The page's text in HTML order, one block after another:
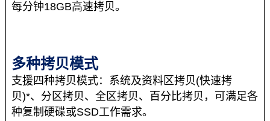
每分钟18GB高速拷贝。
多种拷贝模式
支援四种拷贝模式：系统及资料区拷贝(快速拷
贝)*、分区拷贝、全区拷贝、百分比拷贝，可满足各
种复制硬碟或SSD工作需求。